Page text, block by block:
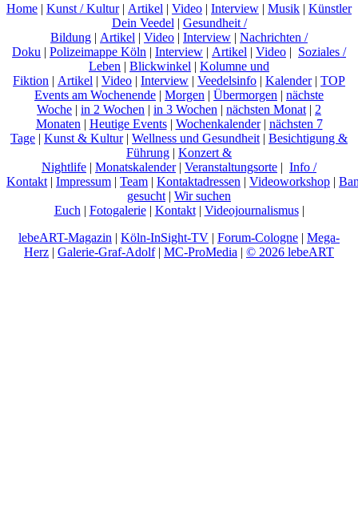
Home | Kunst / Kultur| Artikel | Video | Interview | Musik | Künstler
Dein Veedel | Gesundheit /
Bildung | Artikel | Video | Interview | Nachrichten /
Doku | Polizeimappe Köln | Interview | Artikel | Video | Soziales /
Leben | Blickwinkel | Kolumne und
Fiktion | Artikel | Video | Interview | Veedelsinfo | Kalender| TOP
Events am Wochenende | Morgen | Übermorgen | nächste
Woche | in 2 Wochen | in 3 Wochen | nächsten Monat | 2
Monaten | Heutige Events| Wochenkalender| nächsten 7
Tage | Kunst & Kultur| Wellness und Gesundheit | Besichtigung &
Führung | Konzert &
Nightlife | Monatskalender| Veranstaltungsorte | Info /
Kontakt | Impressum | Team | Kontaktadressen | Videoworkshop |
gesucht | Wir suchen
Euch | Fotogalerie| Kontakt| Videojournalismus|
lebeART-Magazin | Köln-InSight-TV | Forum-Cologne | Mega-
Herz | Galerie-Graf-Adolf| MC-ProMedia | © 2026 lebeART